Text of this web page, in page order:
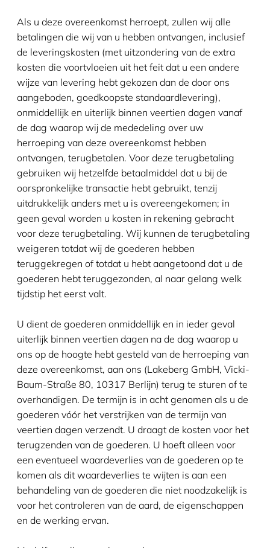
Als u deze overeenkomst herroept, zullen wij alle
betalingen die wij van u hebben ontvangen, inclusief
de leveringskosten (met uitzondering van de extra
kosten die voortvloeien uit het feit dat u een andere
wijze van levering hebt gekozen dan de door ons
aangeboden, goedkoopste standaardlevering),
onmiddellijk en uiterlijk binnen veertien dagen vanaf
de dag waarop wij de mededeling over uw
herroeping van deze overeenkomst hebben
ontvangen, terugbetalen. Voor deze terugbetaling
gebruiken wij hetzelfde betaalmiddel dat u bij de
oorspronkelijke transactie hebt gebruikt, tenzij
uitdrukkelijk anders met u is overeengekomen; in
geen geval worden u kosten in rekening gebracht
voor deze terugbetaling. Wij kunnen de terugbetaling
weigeren totdat wij de goederen hebben
teruggekregen of totdat u hebt aangetoond dat u de
goederen hebt teruggezonden, al naar gelang welk
tijdstip het eerst valt.
U dient de goederen onmiddellijk en in ieder geval
uiterlijk binnen veertien dagen na de dag waarop u
ons op de hoogte hebt gesteld van de herroeping van
deze overeenkomst, aan ons (Lakeberg GmbH, Vicki-
Baum-Straße 80, 10317 Berlijn) terug te sturen of te
overhandigen. De termijn is in acht genomen als u de
goederen vóór het verstrijken van de termijn van
veertien dagen verzendt. U draagt de kosten voor het
terugzenden van de goederen. U hoeft alleen voor
een eventueel waardeverlies van de goederen op te
komen als dit waardeverlies te wijten is aan een
behandeling van de goederen die niet noodzakelijk is
voor het controleren van de aard, de eigenschappen
en de werking ervan.